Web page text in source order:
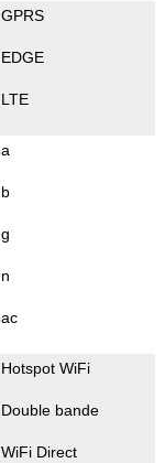
GPRS
EDGE
LTE
a
b
g
n
ac
Hotspot WiFi
Double bande
WiFi Direct